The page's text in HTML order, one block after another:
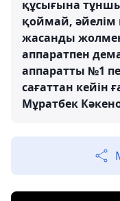
құсығына
қоймай, әйелім
жасанды жолмен
аппаратпен
аппаратты №1
сағаттан кейін
Мұратбек